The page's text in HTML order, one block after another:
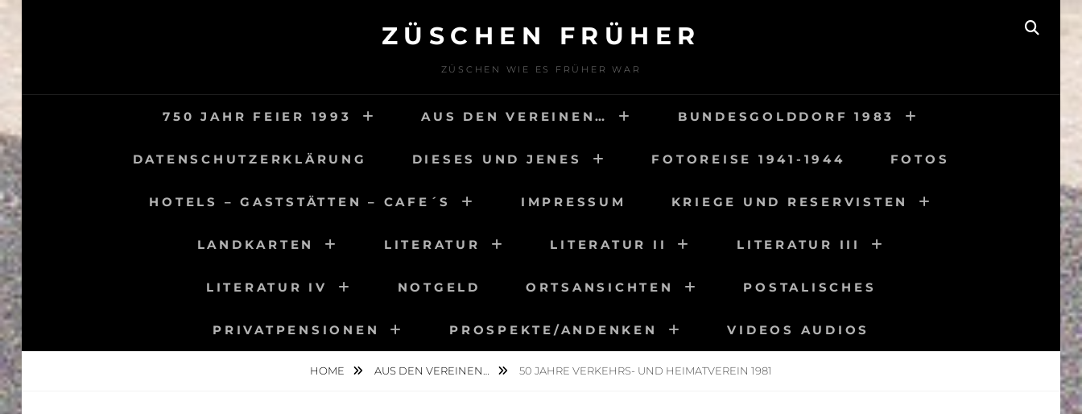
ZÜSCHEN FRÜHER
ZÜSCHEN WIE ES FRÜHER WAR
750 JAHR FEIER 1993 AUS DEN VEREINEN… BUNDESGOLDDORF 1983
DATENSCHUTZERKLÄRUNG DIESES UND JENES FOTOREISE 1941-1944 FOTOS
HOTELS – GASTSTÄTTEN – CAFE´S IMPRESSUM KRIEGE UND RESERVISTEN
LANDKARTEN LITERATUR LITERATUR II LITERATUR III
LITERATUR IV NOTGELD ORTSANSICHTEN POSTALISCHES
PRIVATPENSIONEN PROSPEKTE/ANDENKEN VIDEOS AUDIOS
HOME AUS DEN VEREINEN… 50 JAHRE VERKEHRS- UND HEIMATVEREIN 1981